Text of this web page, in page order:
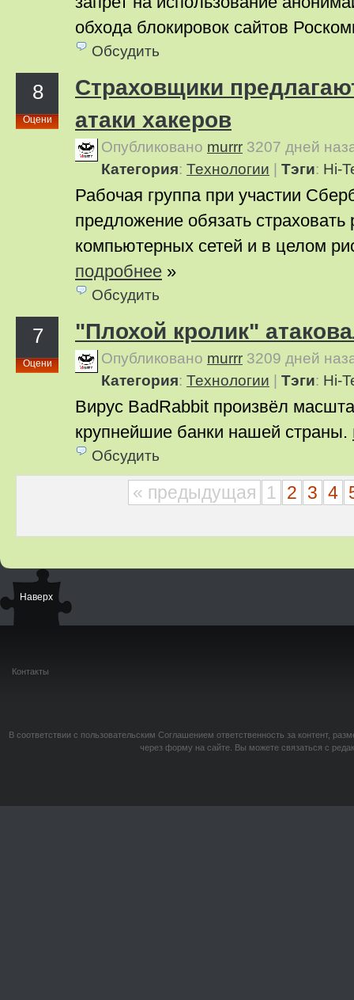
обхода блокировок сайтов
Обсудить
8
Оцени
Страховщики
атаки хакеров
Опубликовано murrr 3207 дней
Категория: Технологии Тэги: Hi-
Рабочая группа при участии
предложение обязать страховать
компьютерных сетей и в целом
подробнее »
Обсудить
7
Оцени
"Плохой кролик"
Опубликовано murrr 3209 дней
Категория: Технологии Тэги: Hi-
Вирус BadRabbit произвёл
крупнейшие банки нашей страны.
Обсудить
« предыдущая 1 2 3 4
Наверх
Контакты
В соответствии с пользовательским Соглашением ответственность за контент,
через форму на сайте. Вы можете связаться с